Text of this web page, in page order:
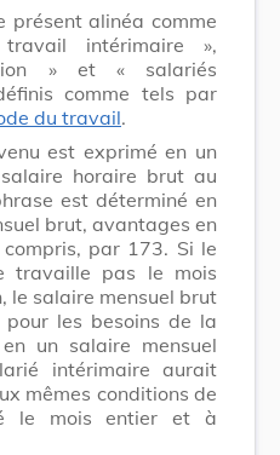
présent alinéa comme
intérimaire »,
» et « salariés
comme tels par
du travail.
est exprimé en un
horaire brut au
est déterminé en
brut, avantages en
par 173. Si le
travaille pas le mois
le salaire mensuel brut
les besoins de la
un salaire mensuel
intérimaire aurait
mêmes conditions de
le mois entier et à